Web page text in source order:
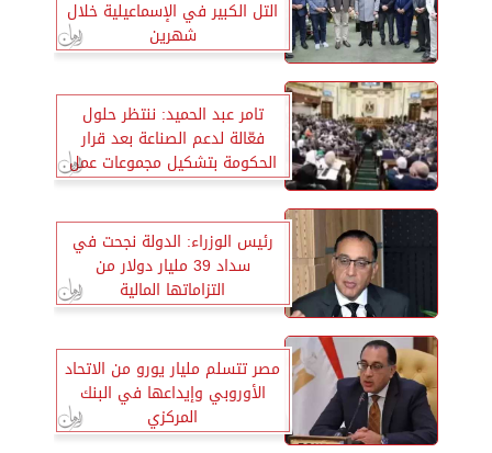
التل الكبير في الإسماعيلية خلال
شهرين
تامر عبد الحميد: ننتظر حلول
فعّالة لدعم الصناعة بعد قرار
الحكومة بتشكيل مجموعات عمل
متخصصة لدراسة مشكلات
رئيس الوزراء: الدولة نجحت في
سداد 39 مليار دولار من
التزاماتها المالية
مصر تتسلم مليار يورو من الاتحاد
الأوروبي وإيداعها في البنك
المركزي